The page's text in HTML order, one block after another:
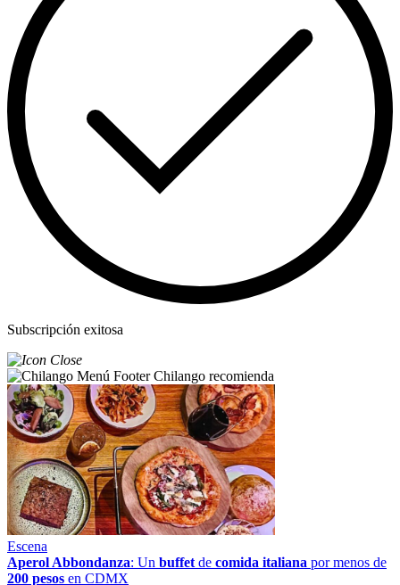
Subscripción exitosa
Chilango recomienda
Escena
Aperol Abbondanza: Un buffet de comida italiana por menos de
200 pesos en CDMX